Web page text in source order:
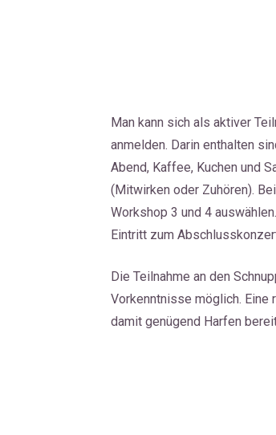
Man kann sich als aktiver
anmelden. Darin enthalten
Abend, Kaffee, Kuchen und
(Mitwirken oder Zuhören).
Workshop 3 und 4
Eintritt zum
Die Teilnahme an den
Vorkenntnisse möglich.
damit genügend Harfen